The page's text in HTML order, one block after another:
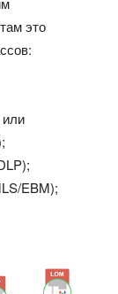
это
EBM);